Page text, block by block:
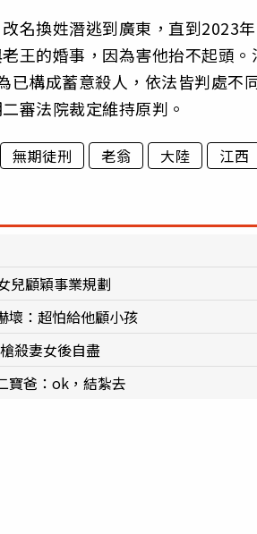
名換姓潛逃到廣東，直到2023
王的婚事，因為害他抬不起頭
已構成蓄意殺人，依法皆判處不
審法院裁定維持原判。
無期徒刑 老翁 大陸 江西
兒顧穎事業規劃
：超怕給他顧小孩
殺妻女後自盡
寶爸：ok，結紮去